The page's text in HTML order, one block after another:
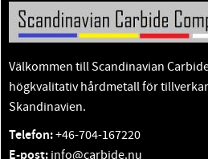
Välkommen till Scandinavian
högkvalitativ hårdmetall för
Skandinavien.
Telefon:+46-704-167220
E-post: info@carbide.nu